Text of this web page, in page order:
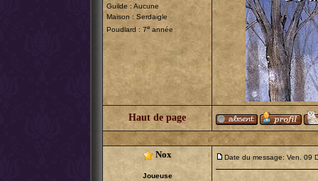
Guilde : Aucune
Maison : Serdaigle
Poudlard : 7e année
Haut de page
Nox
Joueuse
Date du message: Ven. 09